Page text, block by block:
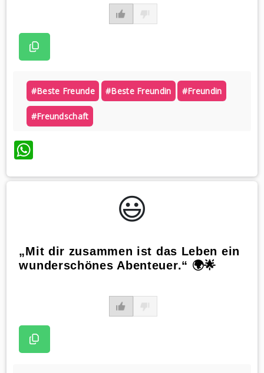
#beste Freunde #beste Freundin #freundin
#freundschaft
WhatsApp
😃️
„Mit dir zusammen ist das Leben ein
wunderschönes Abenteuer.“ 🌍🌟